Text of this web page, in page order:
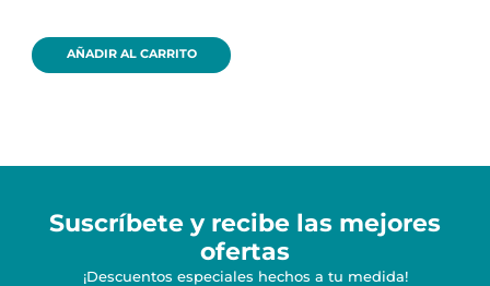
AÑADIR AL CARRITO
Suscríbete y recibe las mejores
ofertas
¡Descuentos especiales hechos a tu medida!